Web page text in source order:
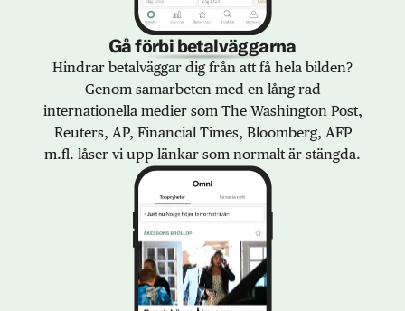
Gå förbi betalväggarna
Hindrar betalväggar dig från att få hela bilden?
Genom samarbeten med en lång rad
internationella medier som The Washington Post,
Reuters, AP, Financial Times, Bloomberg, AFP
m.fl. låser vi upp länkar som normalt är stängda.